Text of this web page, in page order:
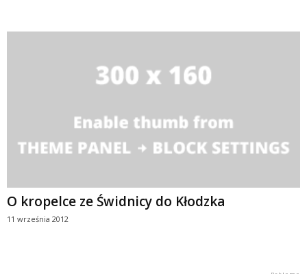
O kropelce ze Świdnicy do Kłodzka
11 września 2012